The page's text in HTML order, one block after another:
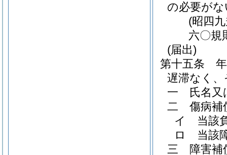
の必要が
(昭四
六〇規
(届出)
第十五条
遅滞なく
一
氏名
二
傷病補
イ
当該
ロ
当該
三
障害